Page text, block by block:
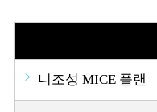
니조성 MICE 플랜